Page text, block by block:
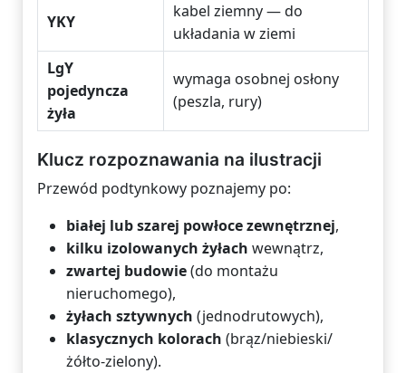
YKY
kabel ziemny — do
układania w ziemi
LgY
pojedyncza
żyła
wymaga osobnej osłony
(peszla, rury)
Klucz rozpoznawania na ilustracji
Przewód podtynkowy poznajemy po:
białej lub szarej powłoce zewnętrznej,
kilku izolowanych żyłach wewnątrz,
zwartej budowie(do montażu
nieruchomego),
żyłach sztywnych (jednodrutowych),
klasycznych kolorach (brąz/niebieski/
żółto-zielony).